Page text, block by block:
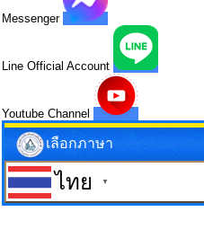
Messenger
Line Official Account
Youtube Channel
เลือกภาษา
ไทย ▼